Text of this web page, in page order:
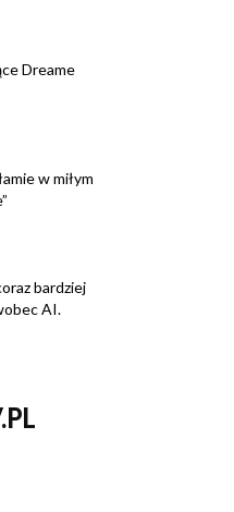
Dreame
w miłym
bardziej
AI.